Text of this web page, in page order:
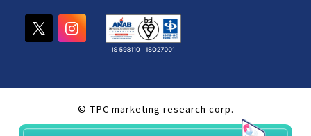
© TPC marketing research corp.